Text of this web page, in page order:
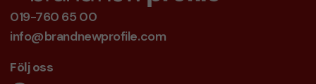
019-760 65 00
info@brandnewprofile.com
Följ oss